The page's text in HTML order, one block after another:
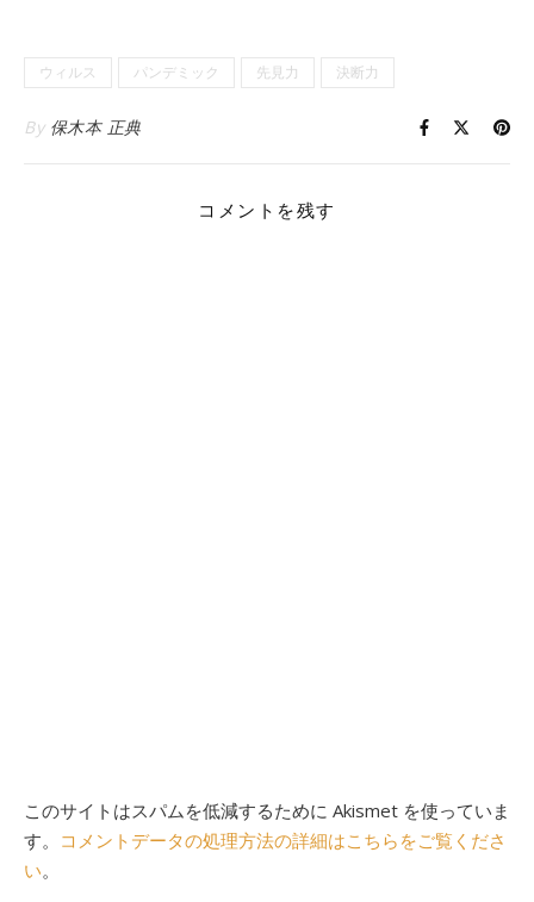
ウィルス パンデミック 先見力 決断力
By 保木本 正典
コメントを残す
このサイトはスパムを低減するために Akismet を使っていま
す。 コメントデータの処理方法の詳細はこちらをご覧くださ
い。